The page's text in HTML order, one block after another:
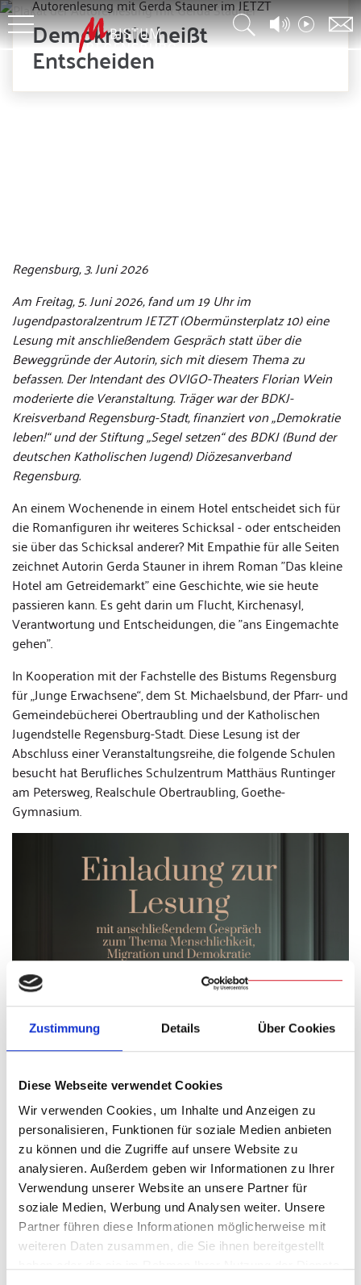
Zustimmung Details Über Cookies
Diese Webseite verwendet Cookies
Wir verwenden Cookies, um Inhalte und Anzeigen zu
personalisieren, Funktionen für soziale Medien anbieten
zu können und die Zugriffe auf unsere Website zu
analysieren. Außerdem geben wir Informationen zu Ihrer
Verwendung unserer Website an unsere Partner für
soziale Medien, Werbung und Analysen weiter. Unsere
Partner führen diese Informationen möglicherweise mit
weiteren Daten zusammen, die Sie ihnen bereitgestellt
Autorenlesung mit Gerda Stauner im JETZT
Demokratie heißt
Entscheiden
Regensburg, 3. Juni 2026
Am Freitag, 5. Juni 2026, fand um 19 Uhr im
Jugendpastoralzentrum JETZT (Obermünsterplatz 10) eine
Lesung mit anschließendem Gespräch statt über die
Beweggründe der Autorin, sich mit diesem Thema zu
befassen. Der Intendant des OVIGO-Theaters Florian Wein
moderierte die Veranstaltung. Träger war der BDKJ-
Kreisverband Regensburg-Stadt, finanziert von „Demokratie
leben!“ und der Stiftung „Segel setzen“ des BDKJ (Bund der
deutschen Katholischen Jugend) Diözesanverband
Regensburg.
An einem Wochenende in einem Hotel entscheidet sich für
die Romanfiguren ihr weiteres Schicksal - oder entscheiden
sie über das Schicksal anderer? Mit Empathie für alle Seiten
zeichnet Autorin Gerda Stauner in ihrem Roman "Das kleine
Hotel am Getreidemarkt" eine Geschichte, wie sie heute
passieren kann. Es geht darin um Flucht, Kirchenasyl,
Verantwortung und Entscheidungen, die "ans Eingemachte
gehen".
In Kooperation mit der Fachstelle des Bistums Regensburg
für „Junge Erwachsene“, dem St. Michaelsbund, der Pfarr- und
Gemeindebücherei Obertraubling und der Katholischen
Jugendstelle Regensburg-Stadt. Diese Lesung ist der
Abschluss einer Veranstaltungsreihe, die folgende Schulen
besucht hat Berufliches Schulzentrum Matthäus Runtinger
am Petersweg, Realschule Obertraubling, Goethe-
Gymnasium.